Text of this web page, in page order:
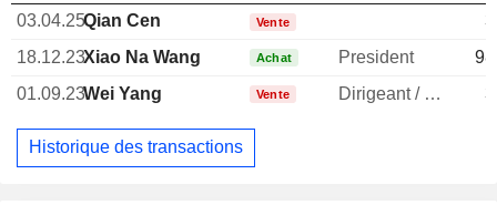
03.04.25Qian Cen Vente
18.12.23Xiao Na Wang Achat President
01.09.23Wei Yang Vente Dirigeant / cadre principal
Historique des transactions